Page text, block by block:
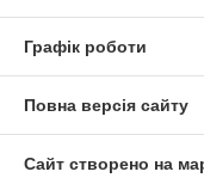
Графік роботи
Повна версія сайту
Сайт створено на